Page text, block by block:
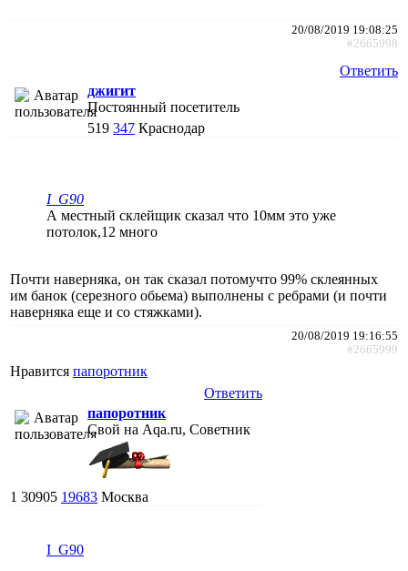
20/08/2019 19:08:25
#2665998
Ответить
джигит
Постоянный посетитель
519 347 Краснодар
I_G90
А местный склейщик сказал что 10мм это уже
потолок,12 много
Почти наверняка, он так сказал потомучто 99% склеянных
им банок (серезного обьема) выполнены с ребрами (и почти
наверняка еще и со стяжками).
20/08/2019 19:16:55
#2665999
Нравится папоротник
Ответить
папоротник
Свой на Aqa.ru, Советник
1 30905 19683 Москва
I_G90